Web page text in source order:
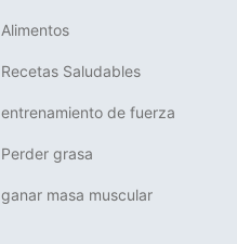
Alimentos
Recetas Saludables
entrenamiento de fuerza
Perder grasa
ganar masa muscular